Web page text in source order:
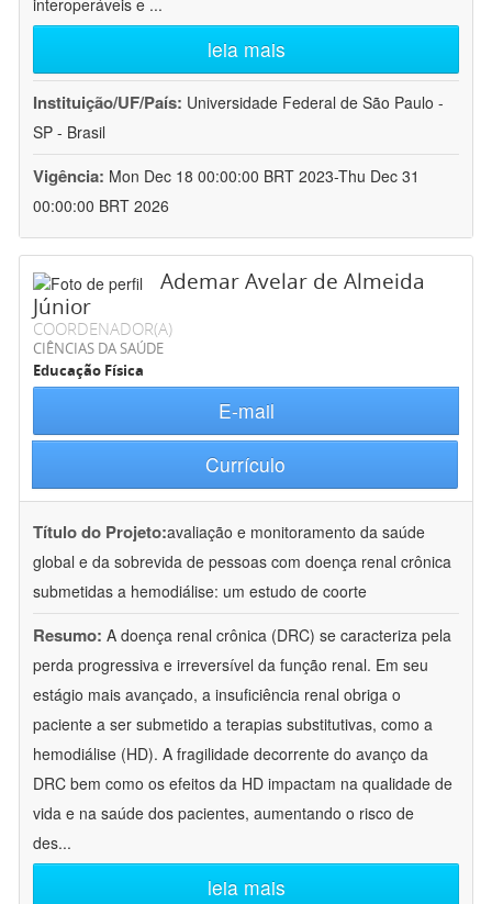
interoperáveis e ...
leia mais
Instituição/UF/País: Universidade Federal de São Paulo -
SP - Brasil
Vigência: Mon Dec 18 00:00:00 BRT 2023-Thu Dec 31
00:00:00 BRT 2026
Ademar Avelar de Almeida
Júnior
COORDENADOR(A)
CIÊNCIAS DA SAÚDE
Educação Física
E-mail
Currículo
Título do Projeto:avaliação e monitoramento da saúde
global e da sobrevida de pessoas com doença renal crônica
submetidas a hemodiálise: um estudo de coorte
Resumo: A doença renal crônica (DRC) se caracteriza pela
perda progressiva e irreversível da função renal. Em seu
estágio mais avançado, a insuficiência renal obriga o
paciente a ser submetido a terapias substitutivas, como a
hemodiálise (HD). A fragilidade decorrente do avanço da
DRC bem como os efeitos da HD impactam na qualidade de
vida e na saúde dos pacientes, aumentando o risco de
des...
leia mais